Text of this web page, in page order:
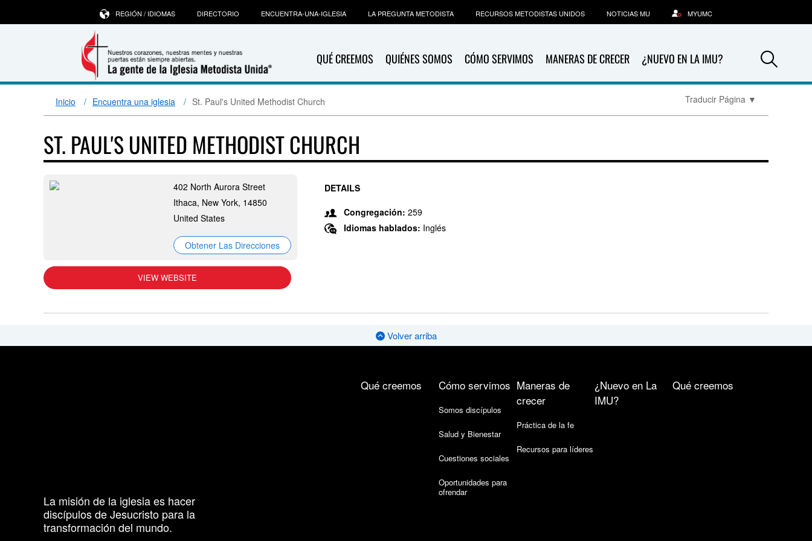
QUÉ CREEMOS QUIÉNES SOMOS CÓMO SERVIMOS MANERAS DE CRECER ¿NUEVO EN LA IMU?
REGIÓN / IDIOMAS DIRECTORIO ENCUENTRA-UNA-IGLESIA LA PREGUNTA METODISTA RECURSOS METODISTAS UNIDOS NOTICIAS MU MYUMC
Inicio Encuentra una iglesia St. Paul's United Methodist Church Traducir Página ▼
ST. PAUL'S UNITED METHODIST CHURCH
402 North Aurora Street
Ithaca, New York, 14850
United States
Obtener Las Direcciones
VIEW WEBSITE
DETAILS
Congregación: 259
Idiomas hablados: Inglés
Volver arriba
La misión de la iglesia es hacer
discípulos de Jesucristo para la
transformación del mundo.
Qué creemos Cómo servimos
Somos discípulos
Salud y Bienestar
Cuestiones sociales
Oportunidades para
ofrendar
Maneras de
crecer
Práctica de la fe
Recursos para líderes
¿Nuevo en La
IMU?
Qué creemos